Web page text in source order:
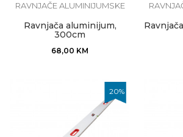
RAVNJAČE ALUMINIJUMSKE
Ravnjača aluminijum,
300cm
68,00 KM
20%